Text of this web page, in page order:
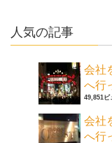
人気の記事
会社
へ行
49,851ビ
会社
へ行